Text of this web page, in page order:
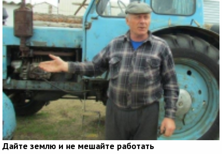
Дайте землю и не мешайте работать